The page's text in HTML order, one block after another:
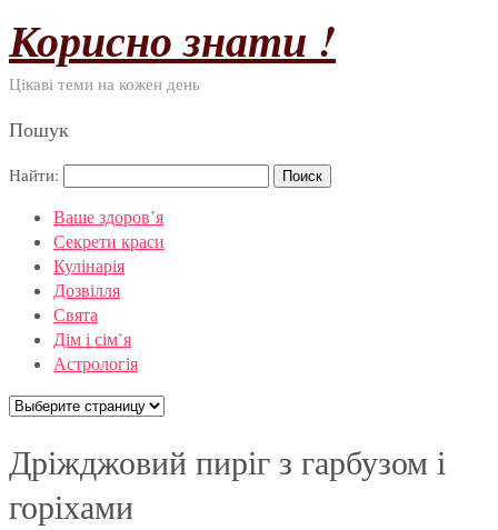
Корисно знати !
Цікаві теми на кожен день
Пошук
Найти:
Ваше здоров’я
Секрети краси
Кулінарія
Дозвілля
Свята
Дім і сім’я
Астрологія
Дріжджовий пиріг з гарбузом і
горіхами